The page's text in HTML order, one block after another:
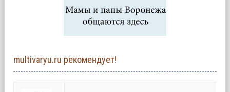
multivaryu.ru рекомендует!